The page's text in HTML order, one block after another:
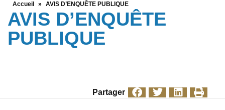
Accueil » AVIS D’ENQUÊTE PUBLIQUE
AVIS D’ENQUÊTE
PUBLIQUE
Partager